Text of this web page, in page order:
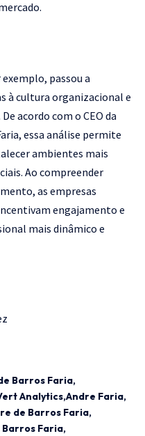
passou a
à cultura organizacional e
acordo com o CEO da
essa análise permite
ambientes mais
Ao compreender
as empresas
engajamento e
mais dinâmico e
Barros Faria
Analytics Andre Faria
de Barros Faria
Barros Faria